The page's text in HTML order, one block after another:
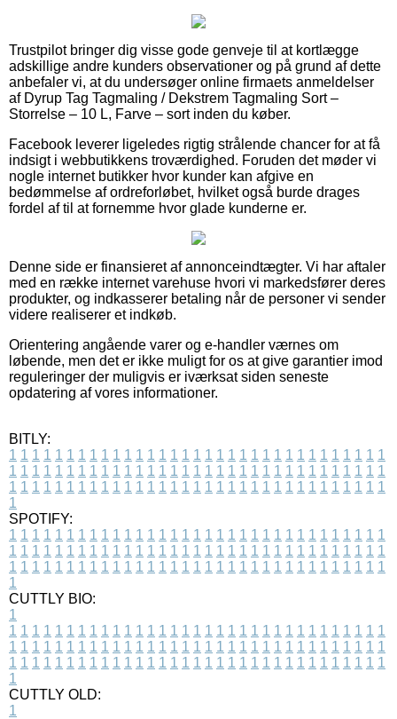
Trustpilot bringer dig visse gode genveje til at kortlægge
adskillige andre kunders observationer og på grund af dette
anbefaler vi, at du undersøger online firmaets anmeldelser
af Dyrup Tag Tagmaling / Dekstrem Tagmaling Sort –
Storrelse – 10 L, Farve – sort inden du køber.
Facebook leverer ligeledes rigtig strålende chancer for at få
indsigt i webbutikkens troværdighed. Foruden det møder vi
nogle internet butikker hvor kunder kan afgive en
bedømmelse af ordreforløbet, hvilket også burde drages
fordel af til at fornemme hvor glade kunderne er.
Denne side er finansieret af annonceindtægter. Vi har aftaler
med en række internet varehuse hvori vi markedsfører deres
produkter, og indkasserer betaling når de personer vi sender
videre realiserer et indkøb.
Orientering angående varer og e-handler værnes om
løbende, men det er ikke muligt for os at give garantier imod
reguleringer der muligvis er iværksat siden seneste
opdatering af vores informationer.
BITLY:
1 1 1 1 1 1 1 1 1 1 1 1 1 1 1 1 1 1 1 1 1 1 1 1 1 1 1 1 1 1 1 1 1
1 1 1 1 1 1 1 1 1 1 1 1 1 1 1 1 1 1 1 1 1 1 1 1 1 1 1 1 1 1 1 1 1
1 1 1 1 1 1 1 1 1 1 1 1 1 1 1 1 1 1 1 1 1 1 1 1 1 1 1 1 1 1 1 1 1
1
SPOTIFY:
1 1 1 1 1 1 1 1 1 1 1 1 1 1 1 1 1 1 1 1 1 1 1 1 1 1 1 1 1 1 1 1 1
1 1 1 1 1 1 1 1 1 1 1 1 1 1 1 1 1 1 1 1 1 1 1 1 1 1 1 1 1 1 1 1 1
1 1 1 1 1 1 1 1 1 1 1 1 1 1 1 1 1 1 1 1 1 1 1 1 1 1 1 1 1 1 1 1 1
1
CUTTLY BIO:
1
1 1 1 1 1 1 1 1 1 1 1 1 1 1 1 1 1 1 1 1 1 1 1 1 1 1 1 1 1 1 1 1 1
1 1 1 1 1 1 1 1 1 1 1 1 1 1 1 1 1 1 1 1 1 1 1 1 1 1 1 1 1 1 1 1 1
1 1 1 1 1 1 1 1 1 1 1 1 1 1 1 1 1 1 1 1 1 1 1 1 1 1 1 1 1 1 1 1 1
1
CUTTLY OLD:
1